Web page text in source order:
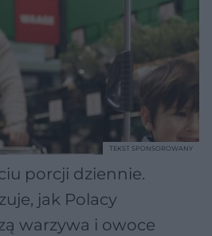
porcji dziennie.
jak Polacy
warzywa i owoce
TEKST SPONSOROWANY